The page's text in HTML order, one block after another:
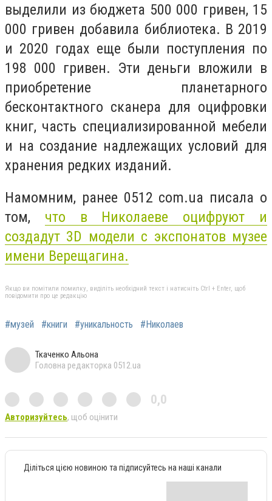
выделили из бюджета 500 000 гривен, 15
000 гривен добавила библиотека. В 2019
и 2020 годах еще были поступления по
198 000 гривен. Эти деньги вложили в
приобретение планетарного
бесконтактного сканера для оцифровки
книг, часть специализированной мебели
и на создание надлежащих условий для
хранения редких изданий.
Намомним, ранее 0512 com.ua писала о
том, что в Николаеве оцифруют и
создадут 3D модели с экспонатов музее
имени Верещагина.
Якщо ви помітили помилку, виділіть необхідний текст і натисніть Ctrl + Enter, щоб
повідомити про це редакцію
#музей #книги #уникальность #Николаев
Ткаченко Альона
Головна редакторка 0512.ua
0,0
Авторизуйтесь, щоб оцінити
Діліться цією новиною та підписуйтесь на наші канали